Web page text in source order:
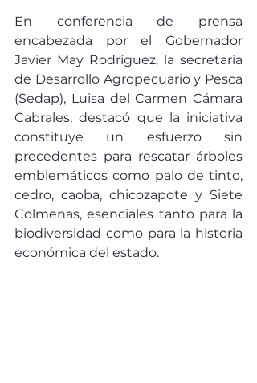
En conferencia de prensa
encabezada por el Gobernador
Javier May Rodríguez, la secretaria
de Desarrollo Agropecuario y Pesca
(Sedap), Luisa del Carmen Cámara
Cabrales, destacó que la iniciativa
constituye un esfuerzo sin
precedentes para rescatar árboles
emblemáticos como palo de tinto,
cedro, caoba, chicozapote y Siete
Colmenas, esenciales tanto para la
biodiversidad como para la historia
económica del estado.